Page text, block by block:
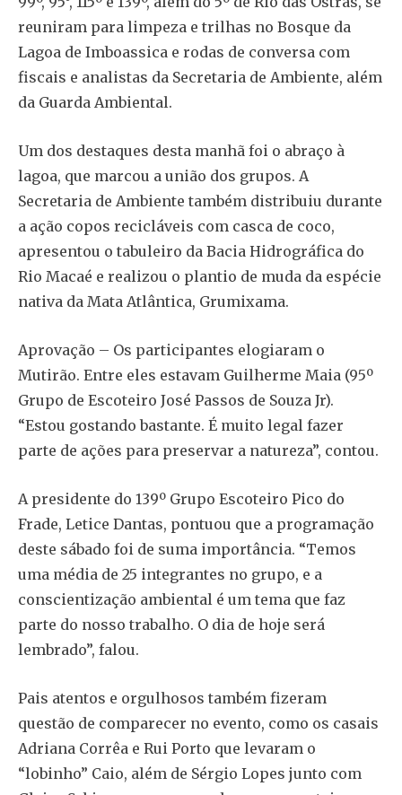
reuniram para limpeza e trilhas no Bosque da
Lagoa de Imboassica e rodas de conversa com
fiscais e analistas da Secretaria de Ambiente, além
da Guarda Ambiental.
Um dos destaques desta manhã foi o abraço à
lagoa, que marcou a união dos grupos. A
Secretaria de Ambiente também distribuiu durante
a ação copos recicláveis com casca de coco,
apresentou o tabuleiro da Bacia Hidrográfica do
Rio Macaé e realizou o plantio de muda da espécie
nativa da Mata Atlântica, Grumixama.
Aprovação – Os participantes elogiaram o
Mutirão. Entre eles estavam Guilherme Maia (95º
Grupo de Escoteiro José Passos de Souza Jr).
“Estou gostando bastante. É muito legal fazer
parte de ações para preservar a natureza”, contou.
A presidente do 139º Grupo Escoteiro Pico do
Frade, Letice Dantas, pontuou que a programação
deste sábado foi de suma importância. “Temos
uma média de 25 integrantes no grupo, e a
conscientização ambiental é um tema que faz
parte do nosso trabalho. O dia de hoje será
lembrado”, falou.
Pais atentos e orgulhosos também fizeram
questão de comparecer no evento, como os casais
Adriana Corrêa e Rui Porto que levaram o
“lobinho” Caio, além de Sérgio Lopes junto com